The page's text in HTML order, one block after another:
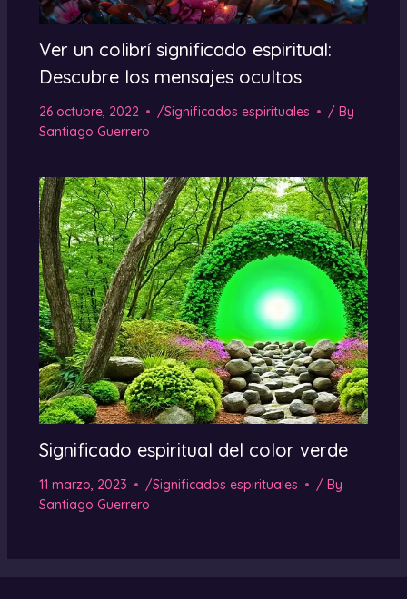
Ver un colibrí significado espiritual:
Descubre los mensajes ocultos
26 octubre, 2022 /Significados espirituales
/ By
Santiago Guerrero
Significado espiritual del color verde
11 marzo, 2023 /Significados espirituales
/ By
Santiago Guerrero